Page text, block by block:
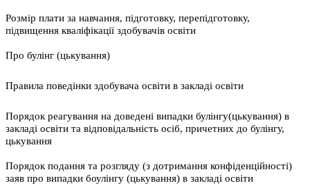
Розмір плати за навчання, підготовку, перепідготовку,
підвищення кваліфікації здобувачів освіти
Про булінг (цькування)
Правила поведінки здобувача освіти в закладі освіти
Порядок реагування на доведені випадки булінгу(цькування) в
закладі освіти та відповідальність осіб, причетних до булінгу,
цькування
Порядок подання та розгляду (з дотримання конфіденційності)
заяв про випадки боулінгу (цькування) в закладі освіти